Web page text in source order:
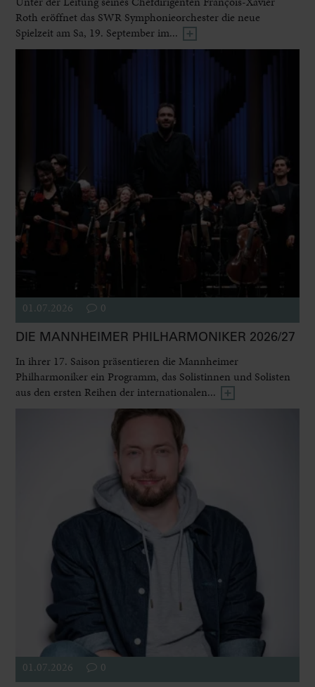
Roth eröffnet das SWR Symphonieorchester die neue
Spielzeit am Sa, 19. September im...
01.07.2026 0
DIE MANNHEIMER PHILHARMONIKER 2026/27
In ihrer 17. Saison präsentieren die Mannheimer
Philharmoniker ein Programm, das Solistinnen und Solisten
aus den ersten Reihen der internationalen...
01.07.2026 0